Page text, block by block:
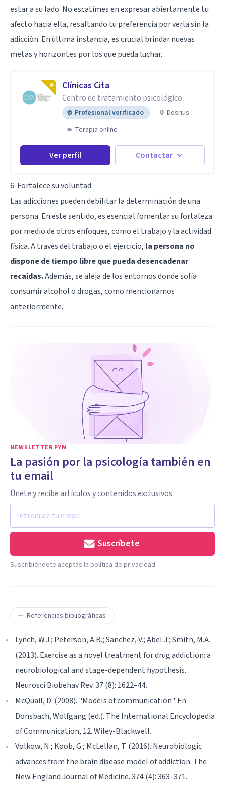
estar a su lado. No escatimes en expresar abiertamente tu
afecto hacia ella, resaltando tu preferencia por verla sin la
adicción. En última instancia, es crucial brindar nuevas
metas y horizontes por los que pueda luchar.
Clínicas Cita
Centro de tratamiento psicológico
Profesional verificado
Dosrius
Terapia online
Ver perfil Contactar
6. Fortalece su voluntad
Las adicciones pueden debilitar la determinación de una
persona. En este sentido, es esencial fomentar su fortaleza
por medio de otros enfoques, como el trabajo y la actividad
física. A través del trabajo o el ejercicio, la persona no
dispone de tiempo libre que pueda desencadenar
recaídas.Además, se aleja de los entornos donde solía
consumir alcohol o drogas, como mencionamos
anteriormente.
NEWSLETTER PYM
La pasión por la psicología también en
tu email
Únete y recibe artículos y contenidos exclusivos
Suscríbete
Suscribiéndote aceptas la política de privacidad
Referencias bibliográficas
Lynch, W.J.; Peterson, A.B.; Sanchez, V.; Abel J.; Smith, M.A.
(2013). Exercise as a novel treatment for drug addiction: a
neurobiological and stage-dependent hypothesis.
Neurosci Biobehav Rev. 37 (8): 1622–44.
McQuail, D. (2008). "Models of communication". En
Donsbach, Wolfgang (ed.). The International Encyclopedia
of Communication, 12. Wiley-Blackwell.
Volkow, N.; Koob, G.; McLellan, T. (2016). Neurobiologic
advances from the brain disease model of addiction. The
New England Journal of Medicine. 374 (4): 363–371.